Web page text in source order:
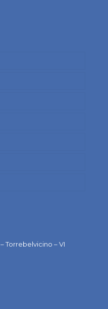
Torrebelvicino – VI